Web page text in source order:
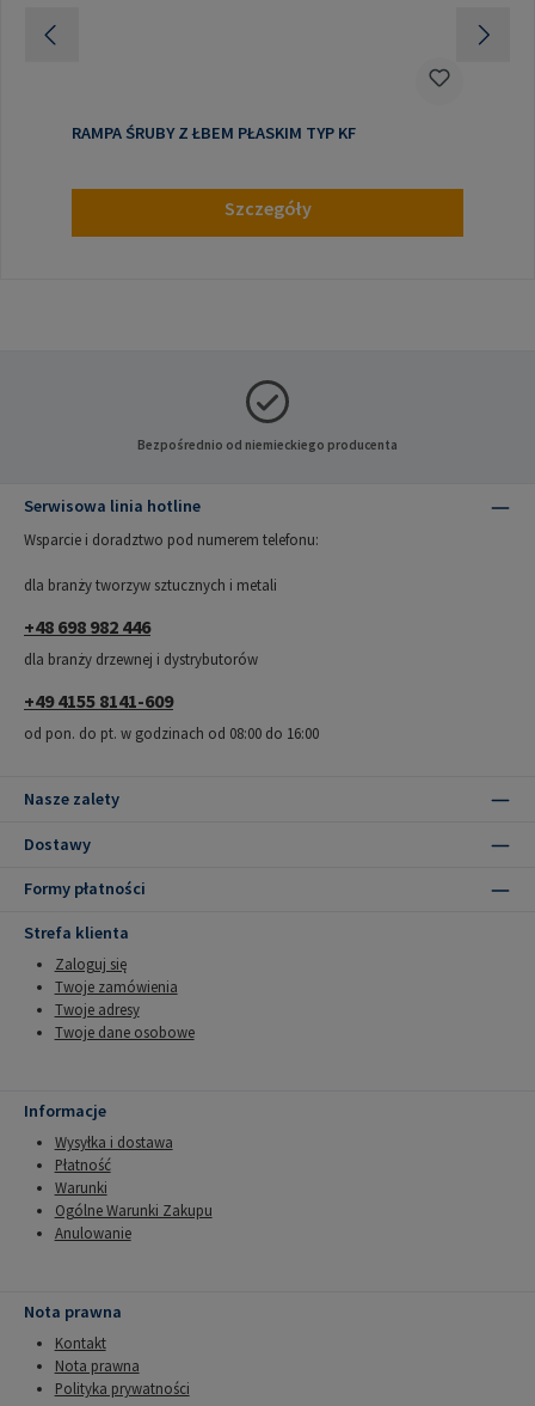
RAMPA ŚRUBY Z ŁBEM PŁASKIM TYP KF
Szczegóły
Bezpośrednio od niemieckiego producenta
Serwisowa linia hotline
Wsparcie i doradztwo pod numerem telefonu:
dla branży tworzyw sztucznych i metali
+48 698 982 446
dla branży drzewnej i dystrybutorów
+49 4155 8141-609
od pon. do pt. w godzinach od 08:00 do 16:00
Nasze zalety
Dostawy
Formy płatności
Strefa klienta
Zaloguj się
Twoje zamówienia
Twoje adresy
Twoje dane osobowe
Informacje
Wysyłka i dostawa
Płatność
Warunki
Ogólne Warunki Zakupu
Anulowanie
Nota prawna
Kontakt
Nota prawna
Polityka prywatności